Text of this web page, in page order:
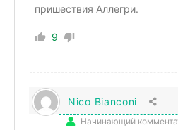
пришествия Аллегри.
9
Nico Bianconi
Начинающий